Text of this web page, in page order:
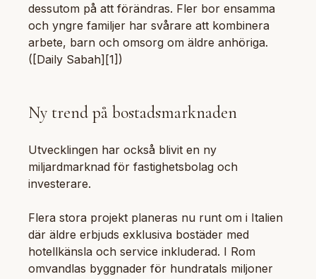
dessutom på att förändras. Fler bor ensamma
och yngre familjer har svårare att kombinera
arbete, barn och omsorg om äldre anhöriga.
([Daily Sabah][1])
Ny trend på bostadsmarknaden
Utvecklingen har också blivit en ny
miljardmarknad för fastighetsbolag och
investerare.
Flera stora projekt planeras nu runt om i Italien
där äldre erbjuds exklusiva bostäder med
hotellkänsla och service inkluderad. I Rom
omvandlas byggnader för hundratals miljoner